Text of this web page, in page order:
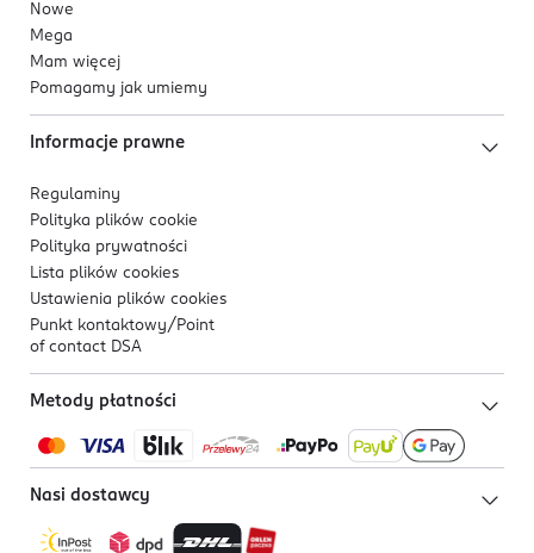
Nowe
Mega
Mam więcej
Pomagamy jak umiemy
Informacje prawne
Regulaminy
Polityka plików cookie
Polityka prywatności
Lista plików cookies
Ustawienia plików cookies
Punkt kontaktowy/ Point
of contact DSA
Metody płatności
Nasi dostawcy